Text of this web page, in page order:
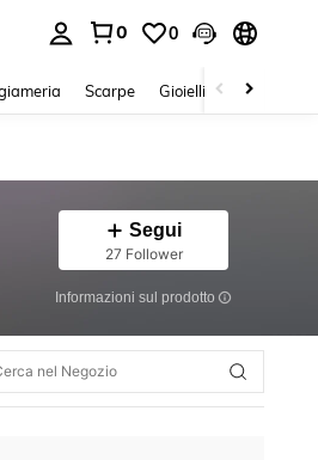
0 0
Scarpe Gioielli E Accessori
Segui
27 Follower
Informazioni sul prodotto